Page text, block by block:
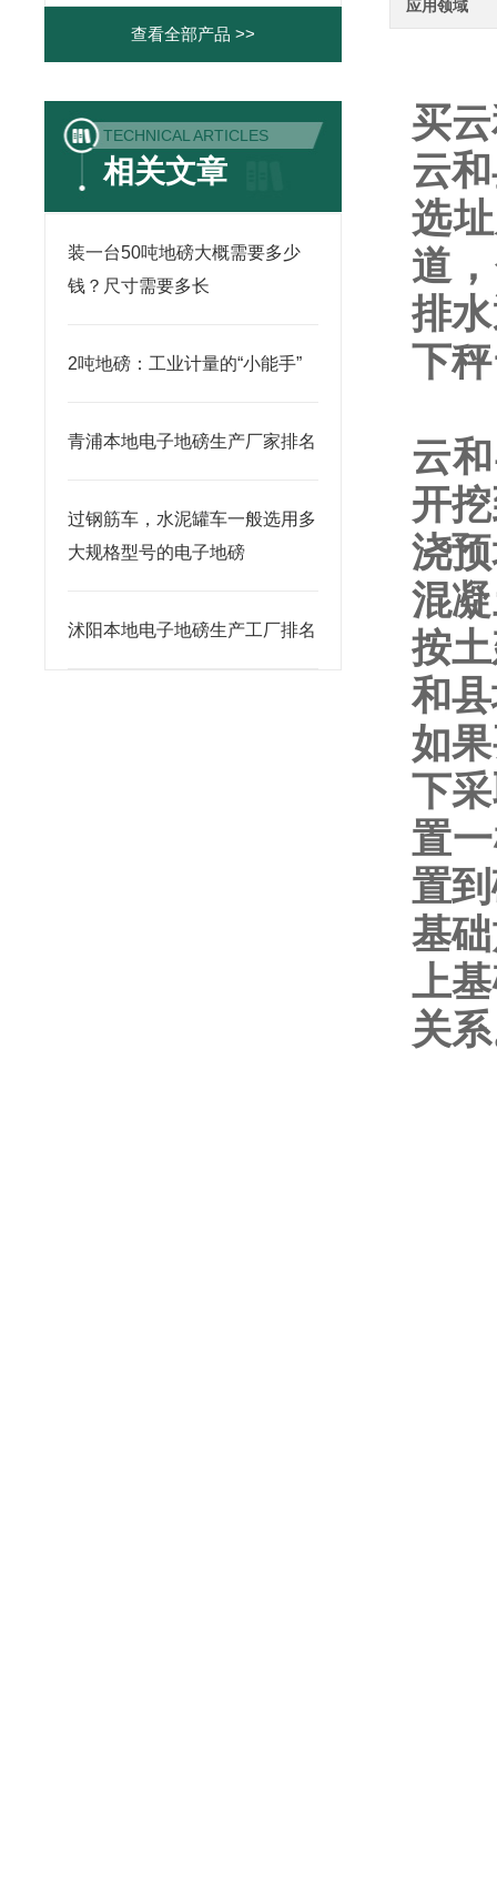
查看全部产品 >>
TECHNICAL ARTICLES
相关文章
装一台50吨地磅大概需要多少
钱？尺寸需要多长
2吨地磅：工业计量的“小能手”
青浦本地电子地磅生产厂家排名
过钢筋车，水泥罐车一般选用多
大规格型号的电子地磅
沭阳本地电子地磅生产工厂排名
应用领域
买
云
选
道
排
下
云
开
浇
混
按
和
如
下
置
置
基
上
关